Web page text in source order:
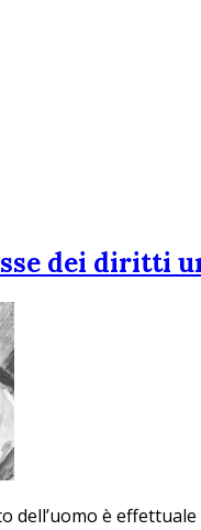
dei diritti
dell’uomo è